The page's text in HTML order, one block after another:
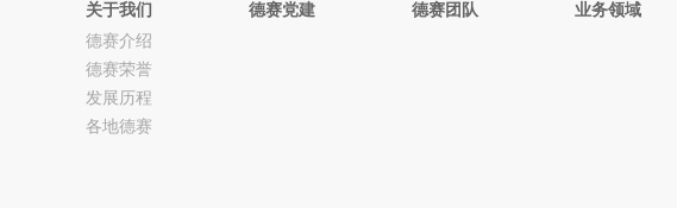
关于我们
德赛介绍
德赛荣誉
发展历程
各地德赛
德赛党建 德赛团队 业务领域